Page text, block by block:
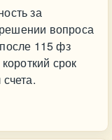
за
вопроса
115 фз
срок